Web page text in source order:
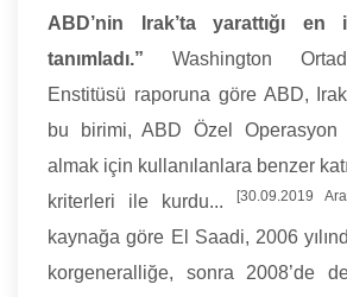
ABD’nin Irak’ta yarattığı
tanımladı.” Washington
Enstitüsü raporuna göre ABD,
bu birimi, ABD Özel Operasyon
almak için kullanılanlara benzer
kriterleri ile kurdu...
[30.09.2019
kaynağa göre El Saadi, 2006
korgeneralliğe, sonra 2008’de